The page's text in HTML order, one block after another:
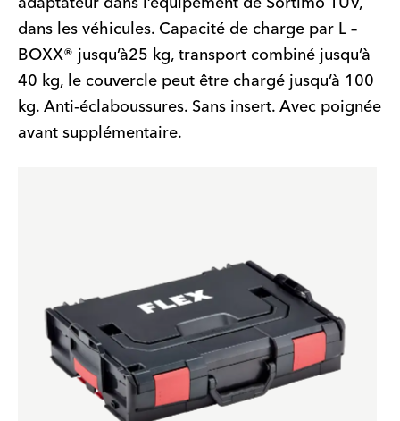
dans les véhicules. Capacité de charge par L –
BOXX® jusqu’à25 kg, transport combiné jusqu’à
40 kg, le couvercle peut être chargé jusqu’à 100
kg. Anti-éclaboussures. Sans insert. Avec poignée
avant supplémentaire.